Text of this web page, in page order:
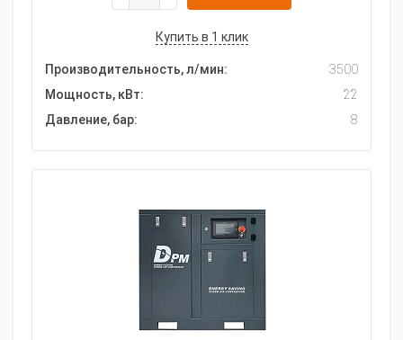
Купить в 1 клик
Производительность, л/мин:
3500
Мощность, кВт:
22
Давление, бар:
8